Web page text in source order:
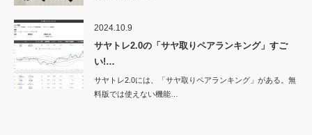
2024.10.9
サヤトレ2.0の「サヤ取りペアランキング」すご
い!…
サヤトレ2.0には、「サヤ取りペアランキング」がある。無
料版では使えない機能…